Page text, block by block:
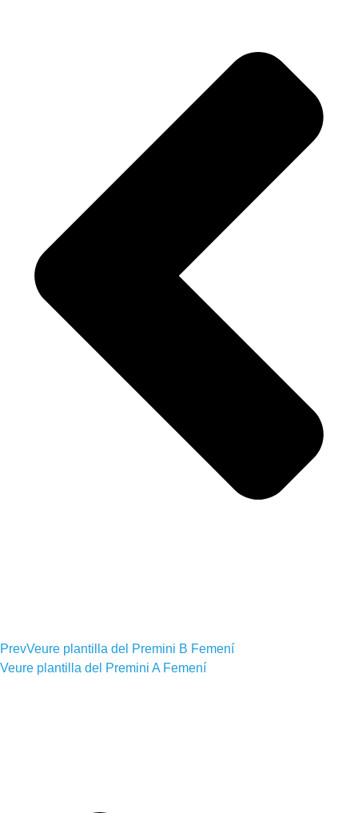
PrevVeure plantilla del Premini B Femení
Veure plantilla del Premini A Femení